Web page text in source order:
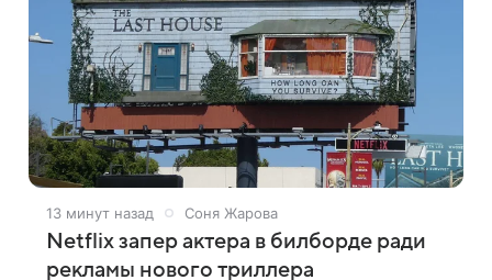
13 минут назад Соня Жарова
Netflix запер актера в билборде ради
рекламы нового триллера